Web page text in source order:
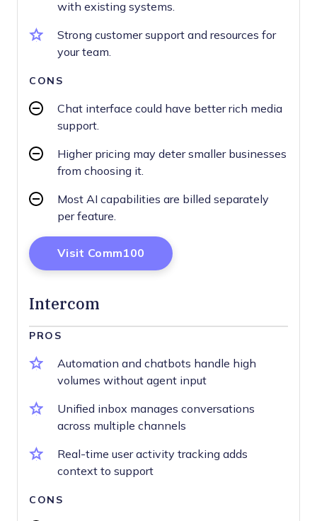
with existing systems.
Strong customer support and resources for
your team.
CONS
Chat interface could have better rich media
support.
Higher pricing may deter smaller businesses
from choosing it.
Most AI capabilities are billed separately
per feature.
Visit Comm100 Opens New Window
Intercom
PROS
Automation and chatbots handle high
volumes without agent input
Unified inbox manages conversations
across multiple channels
Real-time user activity tracking adds
context to support
CONS